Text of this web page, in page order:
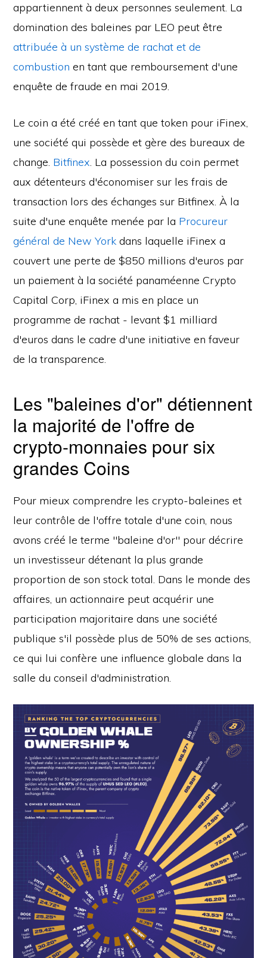
appartiennent à deux personnes seulement. La
domination des baleines par LEO peut être
attribuée à un système de rachat et de
combustion en tant que remboursement d'une
enquête de fraude en mai 2019.
Le coin a été créé en tant que token pour iFinex,
une société qui possède et gère des bureaux de
change. Bitfinex. La possession du coin permet
aux détenteurs d'économiser sur les frais de
transaction lors des échanges sur Bitfinex. À la
suite d'une enquête menée par la Procureur
général de New York dans laquelle iFinex a
couvert une perte de $850 millions d'euros par
un paiement à la société panaméenne Crypto
Capital Corp, iFinex a mis en place un
programme de rachat - levant $1 milliard
d'euros dans le cadre d'une initiative en faveur
de la transparence.
Les "baleines d'or" détiennent
la majorité de l'offre de
crypto-monnaies pour six
grandes Coins
Pour mieux comprendre les crypto-baleines et
leur contrôle de l'offre totale d'une coin, nous
avons créé le terme "baleine d'or" pour décrire
un investisseur détenant la plus grande
proportion de son stock total. Dans le monde des
affaires, un actionnaire peut acquérir une
participation majoritaire dans une société
publique s'il possède plus de 50% de ses actions,
ce qui lui confère une influence globale dans la
salle du conseil d'administration.